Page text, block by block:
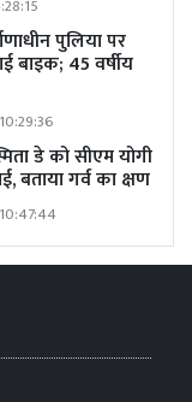
पुलिया पर
बाइक; 45 वर्षीय
डे को सीएम योगी
बताया गर्व का क्षण